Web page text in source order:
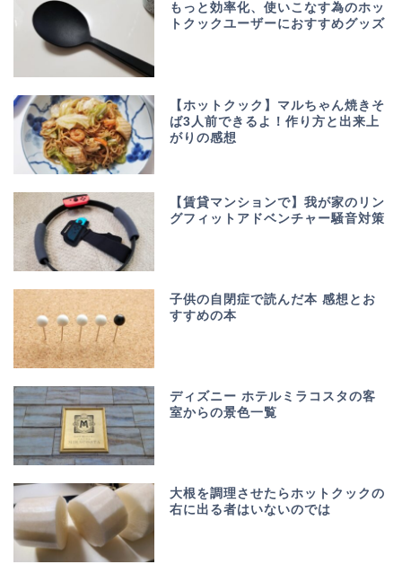
もっと効率化、使いこなす為のホッ
トクックユーザーにおすすめグッズ
【ホットクック】マルちゃん焼きそ
ば3人前できるよ！作り方と出来上
がりの感想
【賃貸マンションで】我が家のリン
グフィットアドベンチャー騒音対策
子供の自閉症で読んだ本 感想とお
すすめの本
ディズニー ホテルミラコスタの客
室からの景色一覧
大根を調理させたらホットクックの
右に出る者はいないのでは